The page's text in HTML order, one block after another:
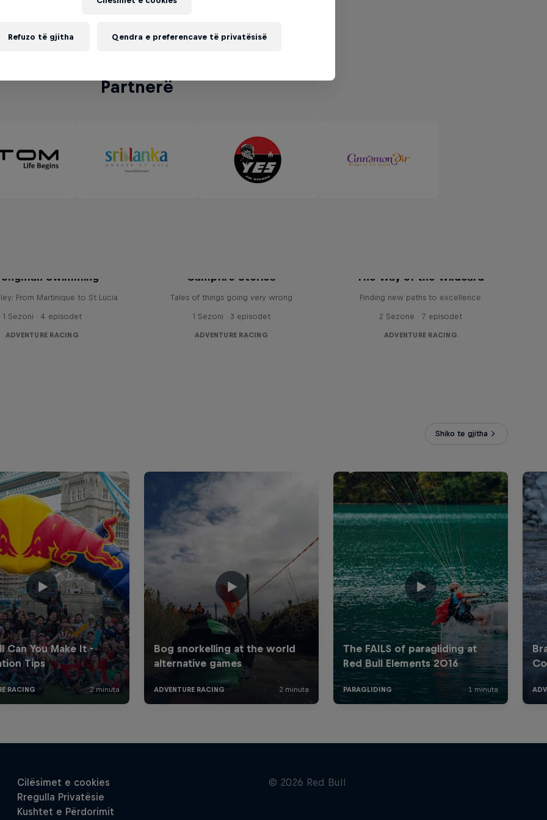
Partnerë
Swimming
From Martinique to St Lucia
1 Sezoni · 4 episodet
ADVENTURE RACING
Campfire Stories
Tales of things going very wrong
1 Sezoni · 3 episodet
ADVENTURE RACING
The Way of the Wildcard
Finding new paths to excellence
2 Sezone · 7 episodet
ADVENTURE RACING
Shiko te gjitha
Refuzo të gjitha Qendra e preferencave të privatësisë